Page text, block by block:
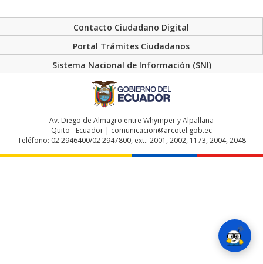
Contacto Ciudadano Digital
Portal Trámites Ciudadanos
Sistema Nacional de Información (SNI)
Av. Diego de Almagro entre Whymper y Alpallana
Quito - Ecuador | comunicacion@arcotel.gob.ec
Teléfono: 02 2946400/02 2947800, ext.: 2001, 2002, 1173, 2004, 2048